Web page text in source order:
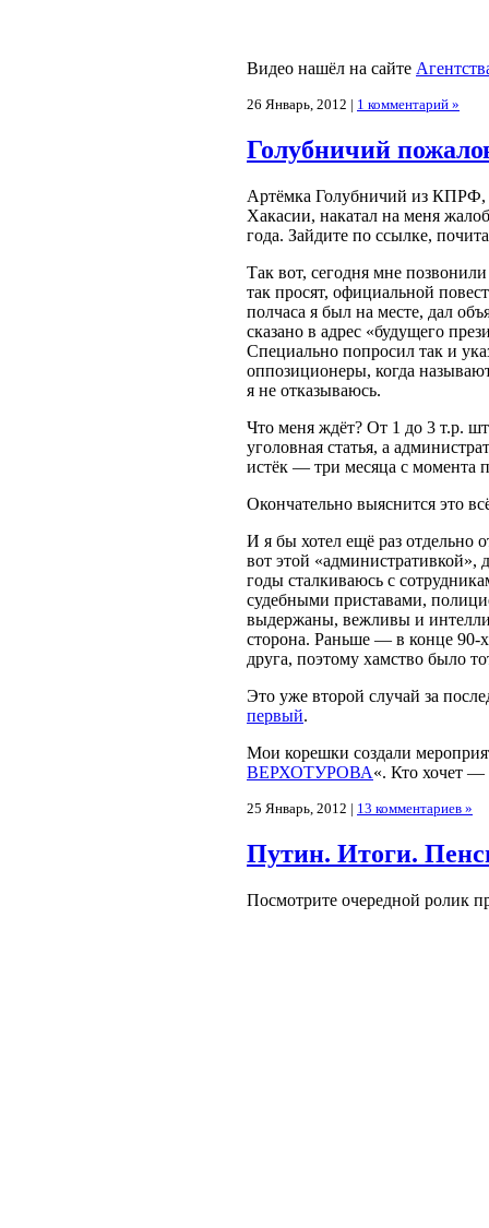
Видео нашёл на сайте
26 Январь, 2012 | 1 комментарий »
Голубничий
Артёмка Голубничий из КПРФ,
Хакасии, накатал на меня
года. Зайдите по ссылке,
Так вот, сегодня мне
так просят, официальной
полчаса я был на месте, дал
сказано в адрес «будущего
Специально попросил так и
оппозиционеры, когда
я не отказываюсь.
Что меня ждёт? От 1 до 3 т.р.
уголовная статья, а
истёк — три месяца с момента
Окончательно выяснится это
И я бы хотел ещё раз отдельно
вот этой «административкой»,
годы сталкиваюсь с
судебными приставами,
выдержаны, вежливы и
сторона. Раньше — в конце 90-
друга, поэтому хамство было
Это уже второй случай за
первый.
Мои корешки создали
ВЕРХОТУРОВА«. Кто хочет —
25 Январь, 2012 | 13 комментариев »
Путин. Итоги.
Посмотрите очередной ролик